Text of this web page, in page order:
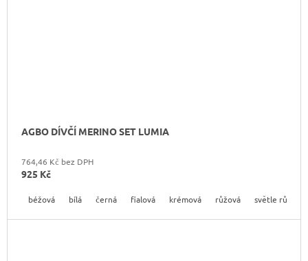
AGBO DÍVČÍ MERINO SET LUMIA
764,46 Kč bez DPH
925 Kč
béžová bílá černá fialová krémová růžová světle růžová